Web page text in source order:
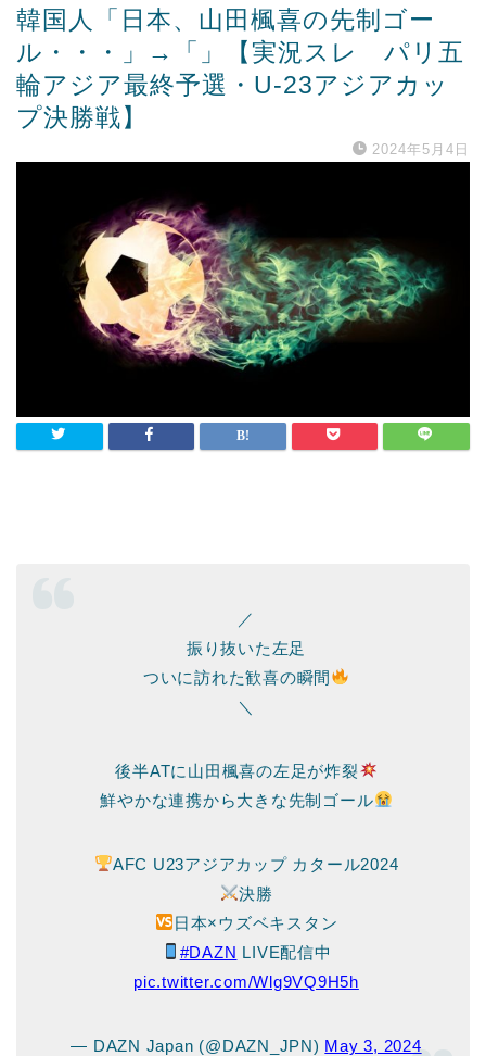
Powered by livedoor 相互RSS
韓国人「日本、山田楓喜の先制ゴー
ル・・・」→「」【実況スレ パリ五
輪アジア最終予選・U-23アジアカッ
プ決勝戦】
2024年5月4日
／
振り抜いた左足
ついに訪れた歓喜の瞬間
＼
後半ATに山田楓喜の左足が炸裂
鮮やかな連携から大きな先制ゴール
AFC U23アジアカップ カタール2024
決勝
日本×ウズベキスタン
#DAZN LIVE配信中
pic.twitter.com/Wlg9VQ9H5h
— DAZN Japan (@DAZN_JPN) May 3, 2024